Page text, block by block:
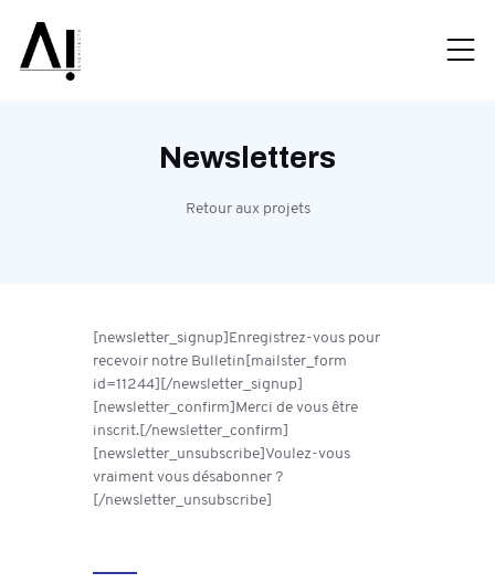
Newsletters
Retour aux projets
[newsletter_signup]Enregistrez-vous pour
recevoir notre Bulletin[mailster_form
id=11244][/newsletter_signup]
[newsletter_confirm]Merci de vous être
inscrit.[/newsletter_confirm]
[newsletter_unsubscribe]Voulez-vous
vraiment vous désabonner ?
[/newsletter_unsubscribe]